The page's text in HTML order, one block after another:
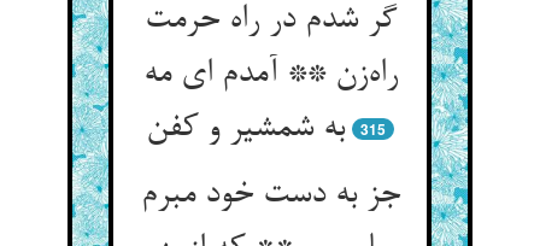
گر شدم در راه حرمت
راه‌زن ** آمدم ای مه
به شمشیر و کفن
315
جز به دست خود مبرم